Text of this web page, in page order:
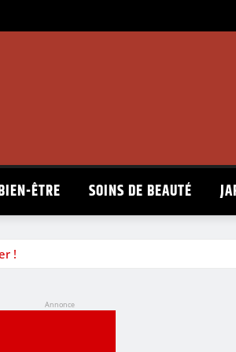
ÊTRE SOINS DE BEAUTÉ
!
Annonce